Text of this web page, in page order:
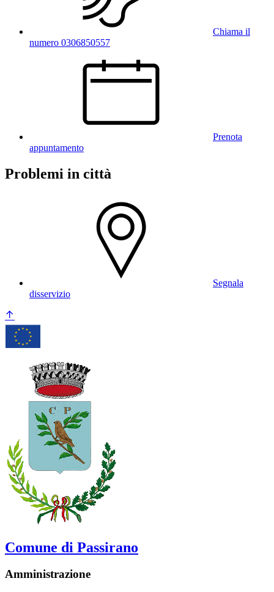
Chiama il
numero 0306850557
Prenota
appuntamento
Problemi in città
Segnala
disservizio
Comune di Passirano
Amministrazione